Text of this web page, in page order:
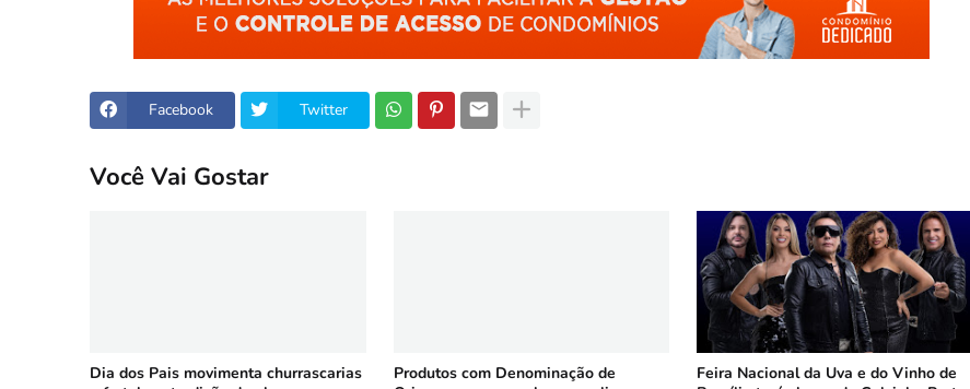
Facebook Twitter
Você Vai Gostar
Dia dos Pais movimenta churrascarias
Produtos com Denominação de
Feira Nacional da Uva e do Vinho de